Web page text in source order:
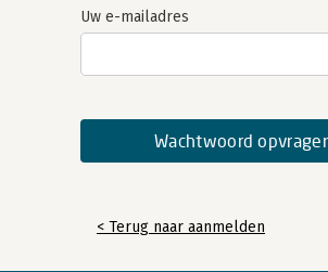
Uw e-mailadres
< Terug naar aanmelden